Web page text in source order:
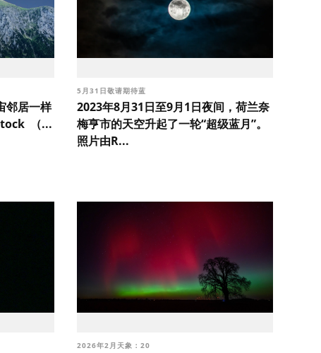
邻居一样
（...
5月31日敬请期待蓝
2023年8月31日至9月1日夜间，荷兰奈
梅亨市的天空升起了一轮“超级蓝月”。
照片由R...
2026年2月天象：20